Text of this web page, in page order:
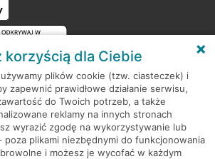
korzyścią dla Ciebie
plików cookie (tzw. ciasteczek) i
zapewnić prawidłowe działanie serwisu,
do Twoich potrzeb, a także
reklamy na innych stronach
wyrazić zgodę na wykorzystywanie lub
poza plikami niezbędnymi do funkcjonowania
i możesz je wycofać w każdym